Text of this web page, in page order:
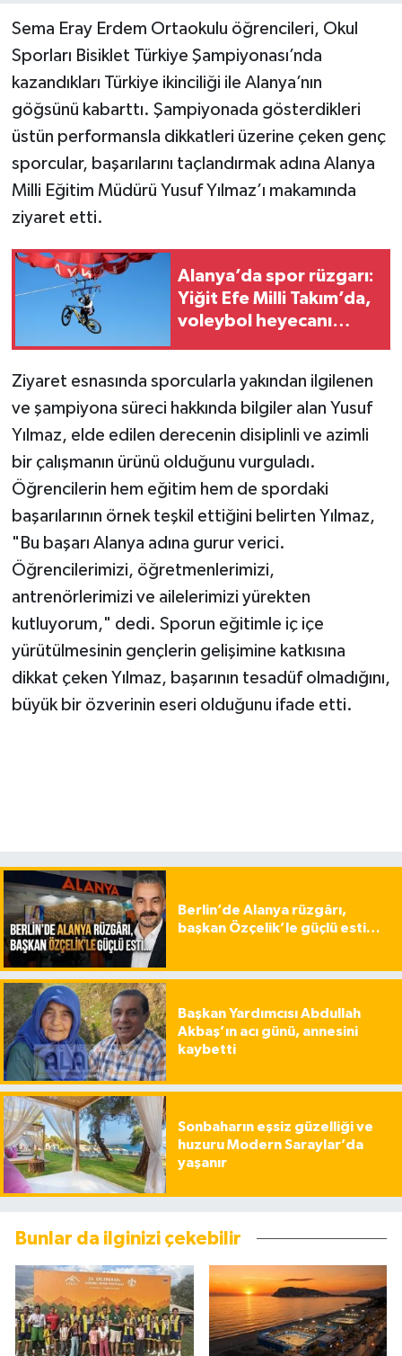
Sema Eray Erdem Ortaokulu öğrencileri, Okul
Sporları Bisiklet Türkiye Şampiyonası’nda
kazandıkları Türkiye ikinciliği ile Alanya’nın
göğsünü kabarttı. Şampiyonada gösterdikleri
üstün performansla dikkatleri üzerine çeken genç
sporcular, başarılarını taçlandırmak adına Alanya
Milli Eğitim Müdürü Yusuf Yılmaz’ı makamında
ziyaret etti.
Alanya’da spor rüzgarı:
Yiğit Efe Milli Takım’da,
voleybol heyecanı
Ziyaret esnasında sporcularla yakından ilgilenen
ve şampiyona süreci hakkında bilgiler alan Yusuf
Yılmaz, elde edilen derecenin disiplinli ve azimli
bir çalışmanın ürünü olduğunu vurguladı.
Öğrencilerin hem eğitim hem de spordaki
başarılarının örnek teşkil ettiğini belirten Yılmaz,
"Bu başarı Alanya adına gurur verici.
Öğrencilerimizi, öğretmenlerimizi,
antrenörlerimizi ve ailelerimizi yürekten
kutluyorum," dedi. Sporun eğitimle iç içe
yürütülmesinin gençlerin gelişimine katkısına
dikkat çeken Yılmaz, başarının tesadüf olmadığını,
büyük bir özverinin eseri olduğunu ifade etti.
Berlin’de Alanya rüzgârı,
başkan Özçelik’le güçlü esti…
Başkan Yardımcısı Abdullah
Akbaş’ın acı günü, annesini
kaybetti
Sonbaharın eşsiz güzelliği ve
huzuru Modern Saraylar’da
yaşanır
Bunlar da ilginizi çekebilir